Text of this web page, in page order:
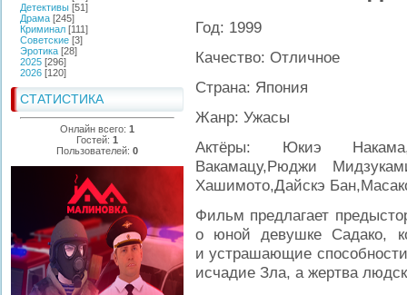
Детективы [51]
Драма [245]
Криминал [111]
Советские [3]
Эротика [28]
2025 [296]
2026 [120]
СТАТИСТИКА
Онлайн всего: 1
Гостей: 1
Пользователей: 0
Год: 1999
Качество: Отличное
Страна: Япония
Жанр: Ужасы
Актёры: Юкиэ
Вакамацу,Рюджи
Хашимото,Дайскэ
Фильм предлагает
о юной девушке Садако,
и устрашающие
исчадие Зла, а жертва